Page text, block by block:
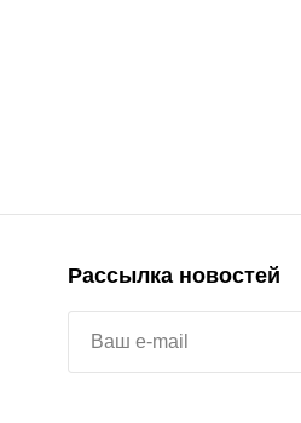
Рассылка новостей